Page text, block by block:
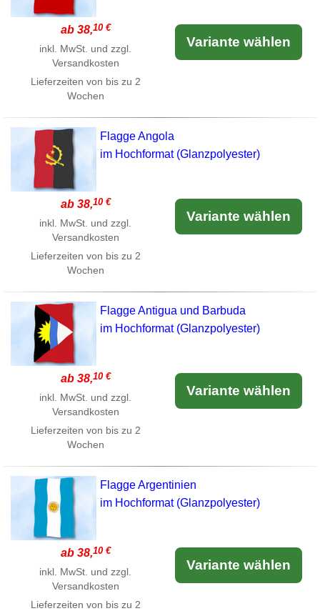
ab 38,10 €
inkl. MwSt. und zzgl.
Versandkosten
Lieferzeiten von bis zu 2
Wochen
Variante wählen
Flagge Angola
im Hochformat (Glanzpolyester)
ab 38,10 €
inkl. MwSt. und zzgl.
Versandkosten
Lieferzeiten von bis zu 2
Wochen
Variante wählen
Flagge Antigua und Barbuda
im Hochformat (Glanzpolyester)
ab 38,10 €
inkl. MwSt. und zzgl.
Versandkosten
Lieferzeiten von bis zu 2
Wochen
Variante wählen
Flagge Argentinien
im Hochformat (Glanzpolyester)
ab 38,10 €
inkl. MwSt. und zzgl.
Versandkosten
Lieferzeiten von bis zu 2
Variante wählen